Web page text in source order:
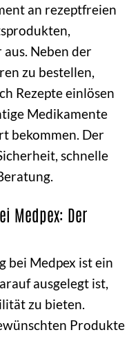
an rezeptfreien
Neben der
zu bestellen,
Rezepte einlösen
Medikamente
bekommen. Der
schnelle
Medpex: Der
bei Medpex ist ein
ausgelegt ist,
zu bieten.
Produkte